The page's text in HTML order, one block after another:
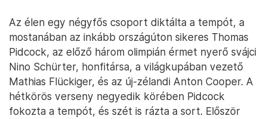
Az élen egy négyfős csoport diktálta a tempót, a
mostanában az inkább országúton sikeres Thomas
Pidcock, az előző három olimpián érmet nyerő svájci
Nino Schürter, honfitársa, a világkupában vezető
Mathias Flückiger, és az új-zélandi Anton Cooper. A
hétkörös verseny negyedik körében Pidcock
fokozta a tempót, és szét is rázta a sort. Először